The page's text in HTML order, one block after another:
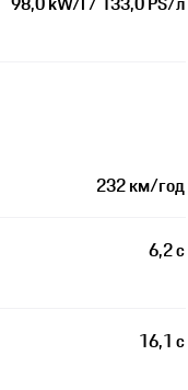
232 км/год
6,2 с
16,1 с